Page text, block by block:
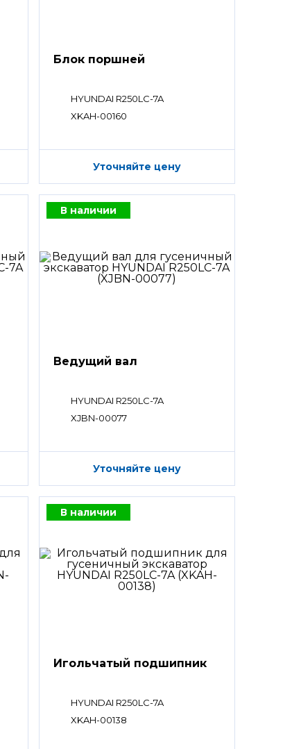
Блок поршней
HYUNDAI R250LC-7A
XKAH-00160
Уточняйте цену
В наличии
Ведущий вал
HYUNDAI R250LC-7A
XJBN-00077
Уточняйте цену
В наличии
Игольчатый подшипник
HYUNDAI R250LC-7A
XKAH-00138